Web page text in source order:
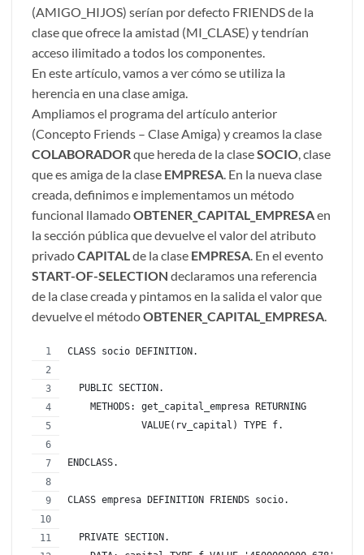
(AMIGO_HIJOS) serían por defecto FRIENDS de la
clase que ofrece la amistad (MI_CLASE) y tendrían
acceso ilimitado a todos los componentes.
En este artículo, vamos a ver cómo se utiliza la
herencia en una clase amiga.
Ampliamos el programa del artículo anterior
(Concepto Friends – Clase Amiga) y creamos la clase
COLABORADOR que hereda de la claseSOCIO , clase
que es amiga de la clase EMPRESA . En la nueva clase
creada, definimos e implementamos un método
funcional llamadoOBTENER_CAPITAL_EMPRESAen
la sección pública que devuelve el valor del atributo
privadoCAPITAL de la clase EMPRESA . En el evento
START-OF-SELECTION declaramos una referencia
de la clase creada y pintamos en la salida el valor que
devuelve el métodoOBTENER_CAPITAL_EMPRESA
CLASS socio DEFINITION.
  PUBLIC SECTION.
    METHODS: get_capital_empresa RETURNING
             VALUE(rv_capital) TYPE f.
ENDCLASS.
CLASS empresa DEFINITION FRIENDS socio.
  PRIVATE SECTION.